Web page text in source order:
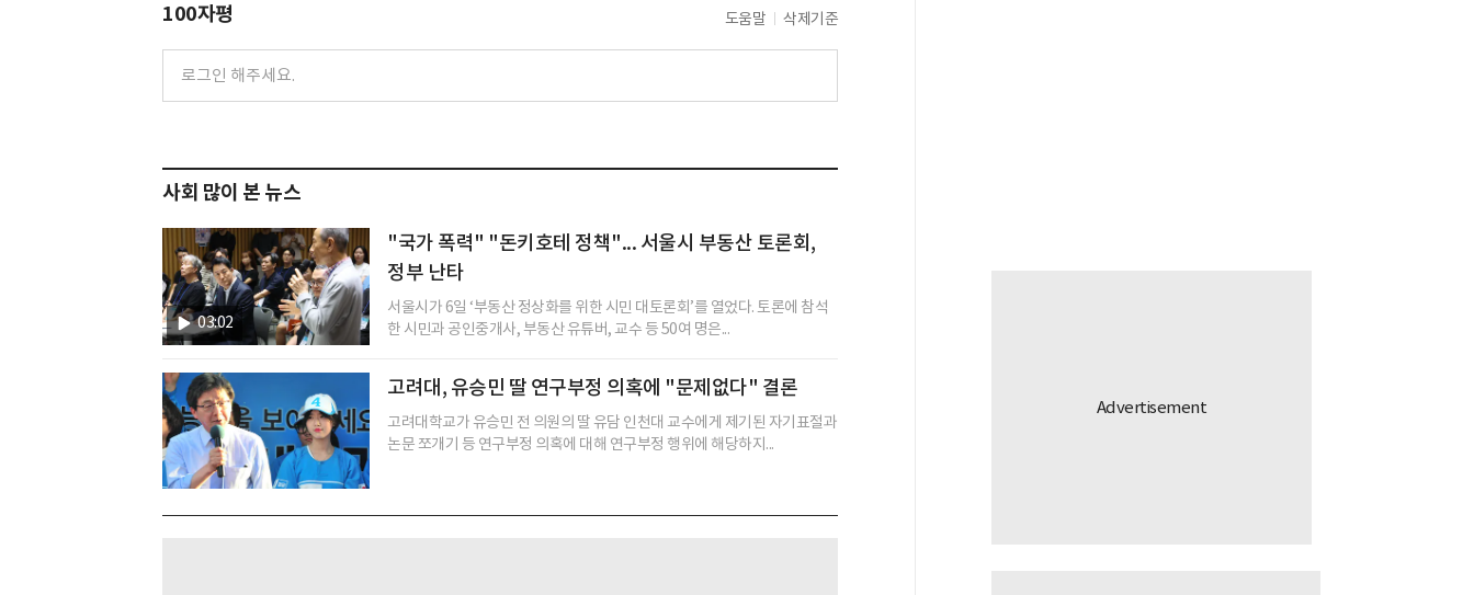
100자평 도움말 삭제기준
사회 많이 본 뉴스
03:02
"국가 폭력" "돈키호테 정책"... 서울시 부동산 토론회,
정부 난타
서울시가 6일 ‘부동산 정상화를 위한 시민 대토론회’를 열었다. 토론에 참석
한 시민과 공인중개사, 부동산 유튜버, 교수 등 50여 명은...
고려대, 유승민 딸 연구부정 의혹에 "문제없다" 결론
고려대학교가 유승민 전 의원의 딸 유담 인천대 교수에게 제기된 자기표절과
논문 쪼개기 등 연구부정 의혹에 대해 연구부정 행위에 해당하지...